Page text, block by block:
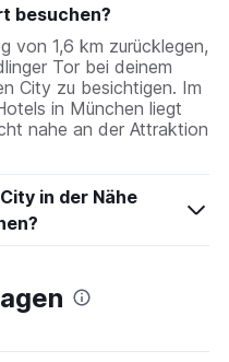
besuchen?
von 1,6 km zurücklegen,
Tor bei deinem
City zu besichtigen. Im
in München liegt
nahe an der Attraktion
in der Nähe